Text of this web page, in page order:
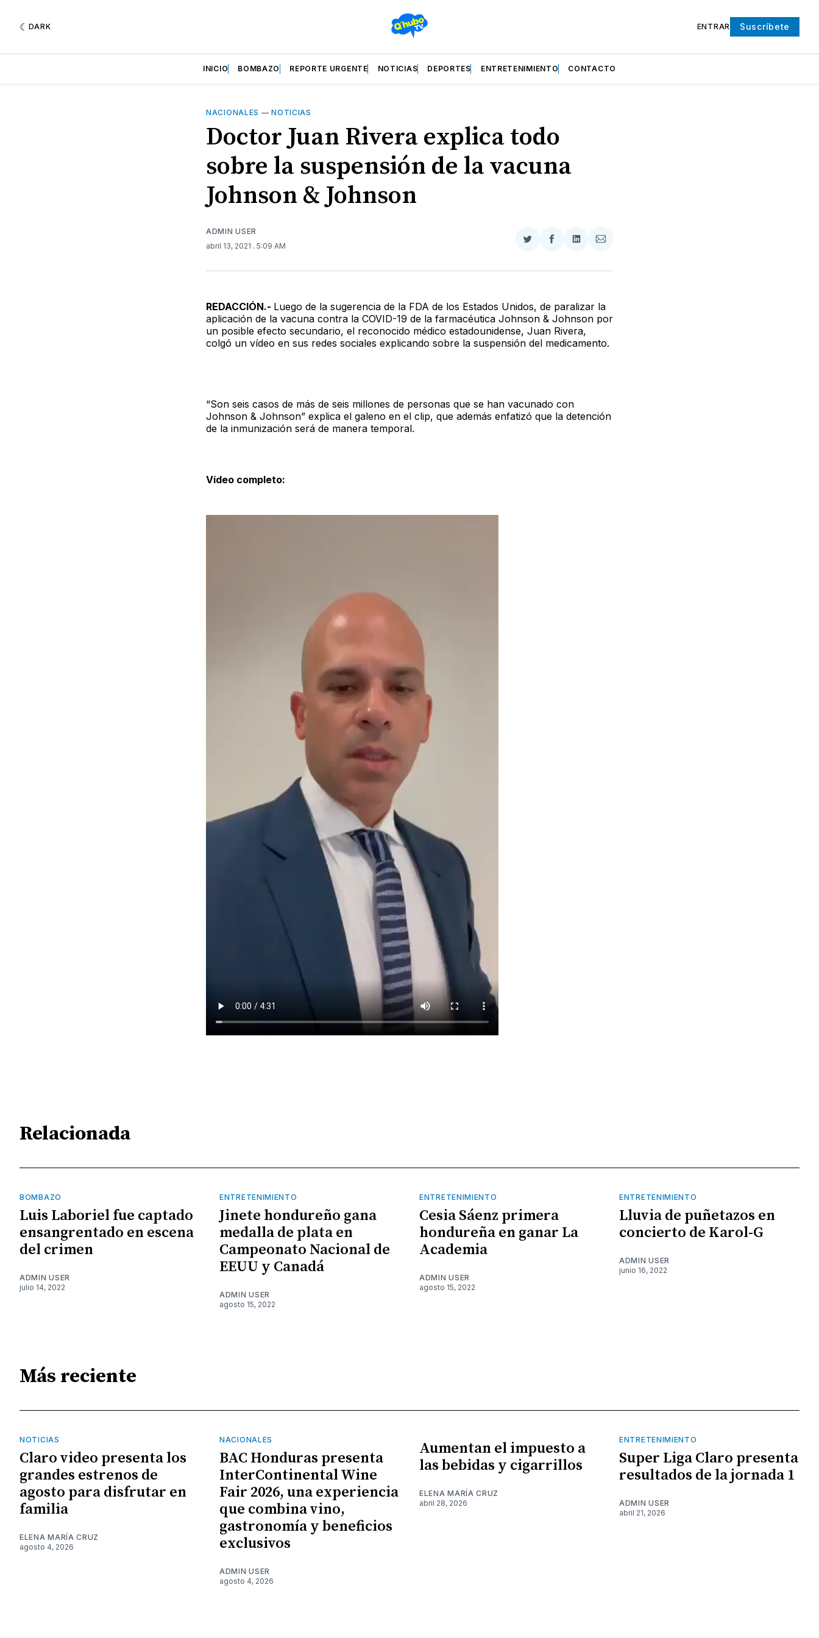
DARK ENTRAR Suscríbete
INICIO BOMBAZO REPORTE URGENTE NOTICIAS DEPORTES ENTRETENIMIENTO CONTACTO
NACIONALES —NOTICIAS
Doctor Juan Rivera explica todo
sobre la suspensión de la vacuna
Johnson & Johnson
ADMIN USER
abril 13, 2021 . 5:09 AM
Compartir
Twitter
Compartir
Facebook
Compartir
LinkedIn
Compartir
Email
REDACCIÓN.- Luego de la sugerencia de la FDA de los Estados Unidos, de paralizar la
aplicación de la vacuna contra la COVID-19 de la farmacéutica Johnson & Johnson por
un posible efecto secundario, el reconocido médico estadounidense, Juan Rivera,
colgó un vídeo en sus redes sociales explicando sobre la suspensión del medicamento.
“Son seis casos de más de seis millones de personas que se han vacunado con
Johnson & Johnson” explica el galeno en el clip, que además enfatizó que la detención
de la inmunización será de manera temporal.
Vídeo completo:
Relacionada
BOMBAZO
Luis Laboriel fue captado
ensangrentado en escena
del crimen
ADMIN USER
julio 14, 2022
ENTRETENIMIENTO
Jinete hondureño gana
medalla de plata en
Campeonato Nacional de
EEUU y Canadá
ADMIN USER
agosto 15, 2022
ENTRETENIMIENTO
Cesia Sáenz primera
hondureña en ganar La
Academia
ADMIN USER
agosto 15, 2022
ENTRETENIMIENTO
Lluvia de puñetazos en
concierto de Karol-G
ADMIN USER
junio 16, 2022
Más reciente
NOTICIAS
Claro video presenta los
grandes estrenos de
agosto para disfrutar en
familia
ELENA MARÍA CRUZ
agosto 4, 2026
NACIONALES
BAC Honduras presenta
InterContinental Wine
Fair 2026, una experiencia
que combina vino,
gastronomía y beneficios
exclusivos
ADMIN USER
agosto 4, 2026
Aumentan el impuesto a
las bebidas y cigarrillos
ELENA MARÍA CRUZ
abril 28, 2026
ENTRETENIMIENTO
Super Liga Claro presenta
resultados de la jornada 1
ADMIN USER
abril 21, 2026